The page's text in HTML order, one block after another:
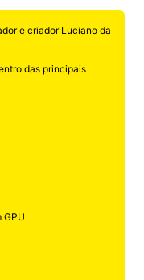
e criador Luciano da
das principais
GPU